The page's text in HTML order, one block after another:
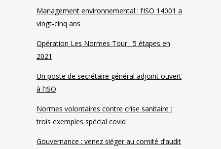
Management environnemental : l’ISO 14001 a
vingt-cinq ans
Opération Les Normes Tour : 5 étapes en
2021
Un poste de secrétaire général adjoint ouvert
à l’ISO
Normes volontaires contre crise sanitaire :
trois exemples spécial covid
Gouvernance : venez siéger au comité d’audit